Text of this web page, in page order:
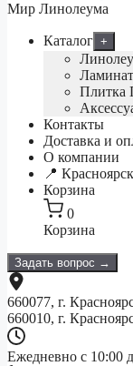
Мир Линолеума
Каталог +
Ламинат
Контакты
Доставка и
О компании
📍 Красноярск
Корзина
0
Корзина
Задать вопрос →
660077, г.
660010, г.
Ежедневно с 10:00